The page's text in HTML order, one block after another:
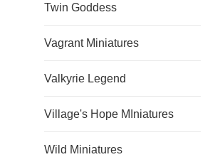
Twin Goddess
Vagrant Miniatures
Valkyrie Legend
Village's Hope MIniatures
Wild Miniatures